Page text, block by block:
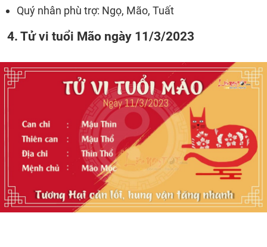
Quý nhân phù trợ: Ngọ, Mão, Tuất
4. Tử vi tuổi Mão ngày 11/3/2023